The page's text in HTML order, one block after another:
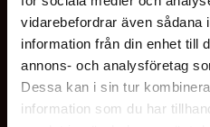
vidarebefordrar även sådana
information från din enhet till
annons- och analysföretag
Dessa kan i sin tur
information som du har
OM